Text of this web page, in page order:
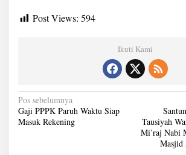
Post Views: 594
Ikuti Kami
N
a
Pos sebelumnya
Gaji PPPK Paruh Waktu Siap
Masuk Rekening
Tausiyah
Mi’raj Nabi
Masjid